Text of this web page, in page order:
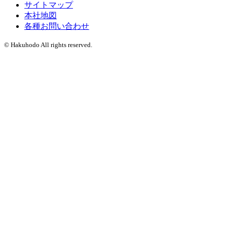
サイトマップ
本社地図
各種お問い合わせ
© Hakuhodo All rights reserved.